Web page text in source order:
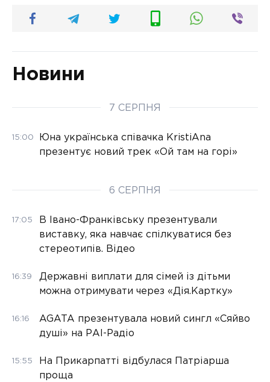
Новини
7 СЕРПНЯ
15:00
Юна українська співачка KristiAna
презентує новий трек «Ой там на горі»
6 СЕРПНЯ
17:05
В Івано-Франківську презентували
виставку, яка навчає спілкуватися без
стереотипів. Відео
16:39
Державні виплати для сімей із дітьми
можна отримувати через «Дія.Картку»
16:16
AGATA презентувала новий сингл «Сяйво
душі» на РАІ-Радіо
15:55
На Прикарпатті відбулася Патріарша
проща